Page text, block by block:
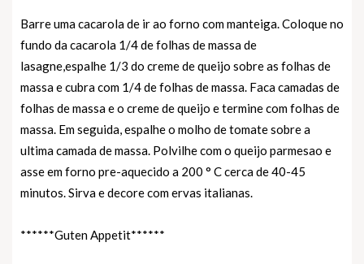
Barre uma cacarola de ir ao forno com manteiga. Coloque no
fundo da cacarola 1/4 de folhas de massa de
lasagne,espalhe 1/3 do creme de queijo sobre as folhas de
massa e cubra com 1/4 de folhas de massa. Faca camadas de
folhas de massa e o creme de queijo e termine com folhas de
massa. Em seguida, espalhe o molho de tomate sobre a
ultima camada de massa. Polvilhe com o queijo parmesao e
asse em forno pre-aquecido a 200 ° C cerca de 40-45
minutos. Sirva e decore com ervas italianas.
******Guten Appetit******